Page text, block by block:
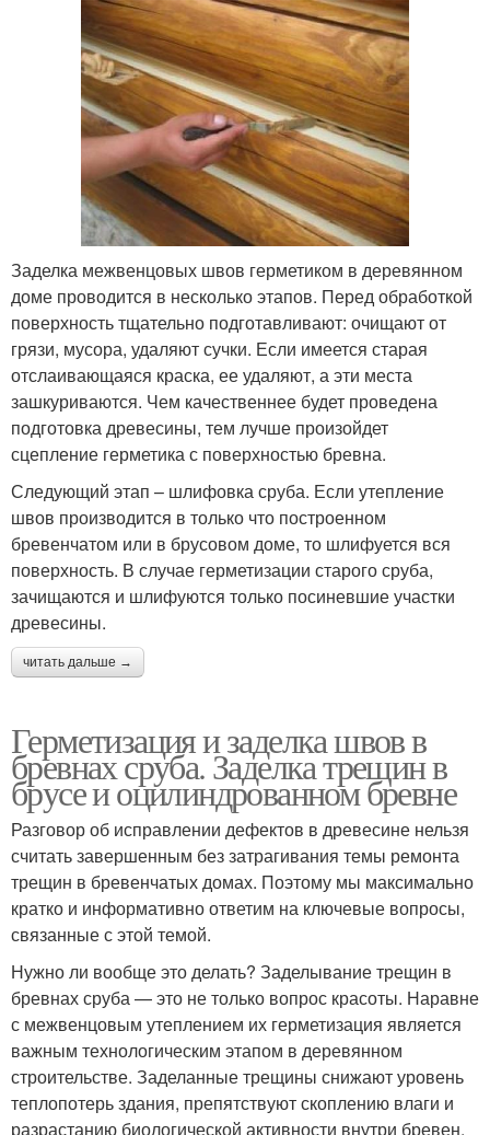
Заделка межвенцовых швов герметиком в деревянном
доме проводится в несколько этапов. Перед обработкой
поверхность тщательно подготавливают: очищают от
грязи, мусора, удаляют сучки. Если имеется старая
отслаивающаяся краска, ее удаляют, а эти места
зашкуриваются. Чем качественнее будет проведена
подготовка древесины, тем лучше произойдет
сцепление герметика с поверхностью бревна.
Следующий этап – шлифовка сруба. Если утепление
швов производится в только что построенном
бревенчатом или в брусовом доме, то шлифуется вся
поверхность. В случае герметизации старого сруба,
зачищаются и шлифуются только посиневшие участки
древесины.
читать дальше →
Герметизация и заделка швов в
бревнах сруба. Заделка трещин в
брусе и оцилиндрованном бревне
Разговор об исправлении дефектов в древесине нельзя
считать завершенным без затрагивания темы ремонта
трещин в бревенчатых домах. Поэтому мы максимально
кратко и информативно ответим на ключевые вопросы,
связанные с этой темой.
Нужно ли вообще это делать? Заделывание трещин в
бревнах сруба — это не только вопрос красоты. Наравне
с межвенцовым утеплением их герметизация является
важным технологическим этапом в деревянном
строительстве. Заделанные трещины снижают уровень
теплопотерь здания, препятствуют скоплению влаги и
разрастанию биологической активности внутри бревен,